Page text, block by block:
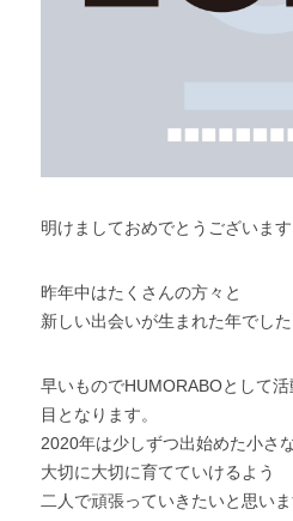
明けましておめでとうございます
昨年中はたくさんの方々と
新しい出会いが生まれた年でした
早いものでHUMORABOとして
目となります。
2020年は少しずつ出始めた小さ
大切に大切に育てていけるよう
二人で頑張っていきたいと思いま